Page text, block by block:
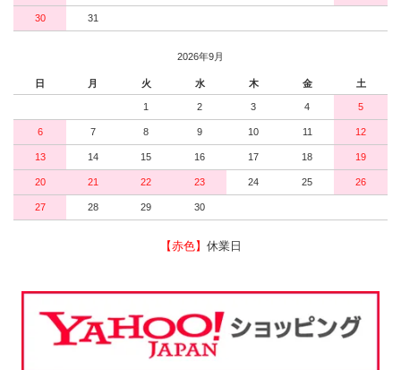
30 31
2026年9月
日 月 火 水 木 金 土
1 2 3 4 5
6 7 8 9 10 11 12
13 14 15 16 17 18 19
20 21 22 23 24 25 26
27 28 29 30
【赤色】 休業日